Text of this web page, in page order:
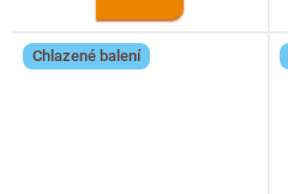
Chlazené balení